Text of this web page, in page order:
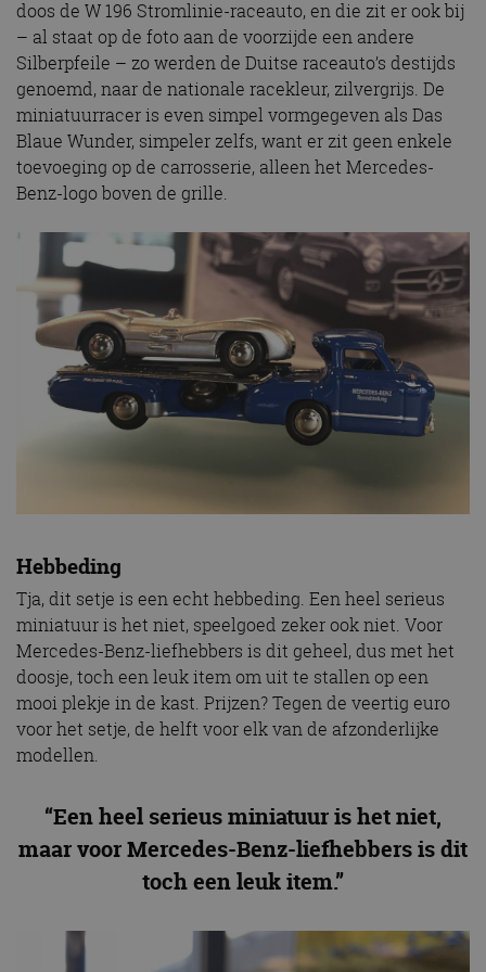
doos de W 196 Stromlinie-raceauto, en die zit er ook bij
– al staat op de foto aan de voorzijde een andere
Silberpfeile – zo werden de Duitse raceauto’s destijds
genoemd, naar de nationale racekleur, zilvergrijs. De
miniatuurracer is even simpel vormgegeven als Das
Blaue Wunder, simpeler zelfs, want er zit geen enkele
toevoeging op de carrosserie, alleen het Mercedes-
Benz-logo boven de grille.
Hebbeding
Tja, dit setje is een echt hebbeding. Een heel serieus
miniatuur is het niet, speelgoed zeker ook niet. Voor
Mercedes-Benz-liefhebbers is dit geheel, dus met het
doosje, toch een leuk item om uit te stallen op een
mooi plekje in de kast. Prijzen? Tegen de veertig euro
voor het setje, de helft voor elk van de afzonderlijke
modellen.
“Een heel serieus miniatuur is het niet,
maar voor Mercedes-Benz-liefhebbers is dit
toch een leuk item.”